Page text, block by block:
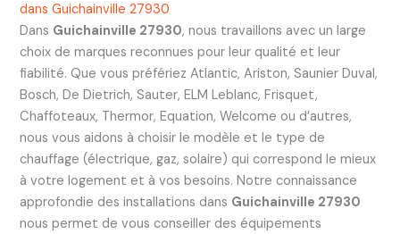
dans Guichainville 27930
Dans Guichainville 27930, nous travaillons avec un large
choix de marques reconnues pour leur qualité et leur
fiabilité. Que vous préfériez Atlantic, Ariston, Saunier Duval,
Bosch, De Dietrich, Sauter, ELM Leblanc, Frisquet,
Chaffoteaux, Thermor, Equation, Welcome ou d’autres,
nous vous aidons à choisir le modèle et le type de
chauffage (électrique, gaz, solaire) qui correspond le mieux
à votre logement et à vos besoins. Notre connaissance
approfondie des installations dans Guichainville 27930
nous permet de vous conseiller des équipements